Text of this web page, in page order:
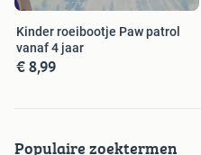
Kinder roeibootje Paw patrol
vanaf 4 jaar
€ 8,99
Populaire zoektermen